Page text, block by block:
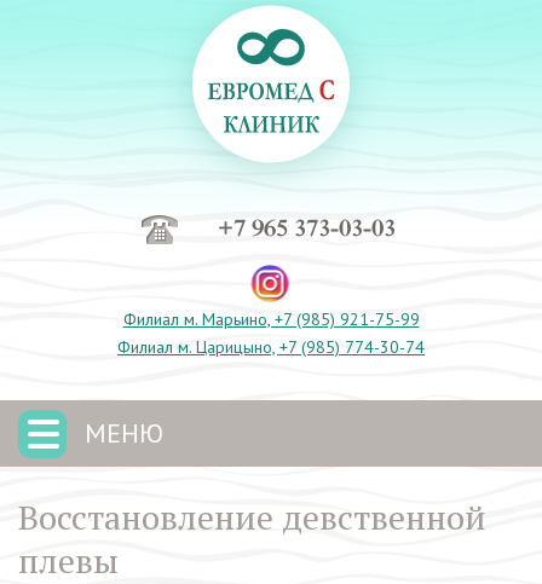
+7 965 373-03-03
Филиал м. Марьино, +7 (985) 921-75-99
Филиал м. Царицыно, +7 (985) 774-30-74
МЕНЮ
Восстановление девственной
плевы